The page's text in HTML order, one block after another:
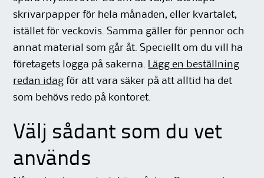
skrivarpapper för hela månaden, eller kvartalet,
istället för veckovis. Samma gäller för pennor och
annat material som går åt. Speciellt om du vill ha
företagets logga på sakerna.
Lägg en beställning
redan idag för att vara säker på att alltid ha det
som behövs redo på kontoret.
Välj sådant som du vet
används